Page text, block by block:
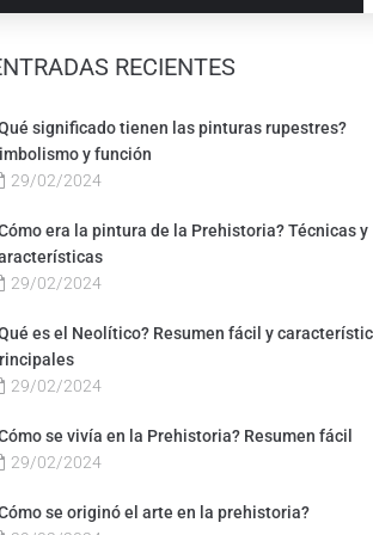
RECIENTES
significado tienen las pinturas rupestres?
y función
29/02/2024
era la pintura de la Prehistoria? Técnicas y
29/02/2024
es el Neolítico? Resumen fácil y
29/02/2024
se vivía en la Prehistoria? Resumen fácil
29/02/2024
se originó el arte en la prehistoria?